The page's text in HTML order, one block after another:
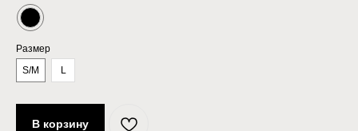
Размер
S/M
L
В корзину